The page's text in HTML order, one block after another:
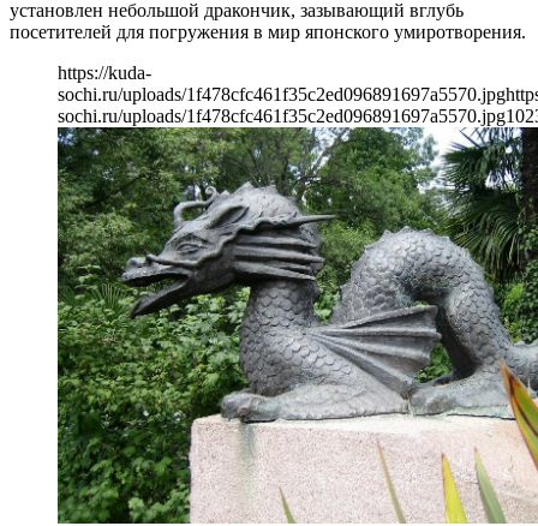
установлен небольшой дракончик, зазывающий вглубь
посетителей для погружения в мир японского умиротворения.
https://kuda-
sochi.ru/uploads/1f478cfc461f35c2ed096891697a5570.jpg
sochi.ru/uploads/1f478cfc461f35c2ed096891697a5570.jpg